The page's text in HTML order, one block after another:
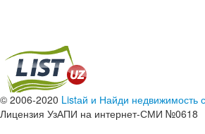
© 2006-2020 Listай и Найди недвижимость
Лицензия УзАПИ на интернет-СМИ №0618